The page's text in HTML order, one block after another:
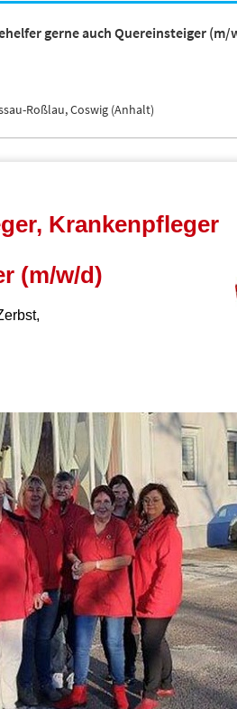
gerne auch Quereinsteiger
Roßlau, Coswig (Anhalt)